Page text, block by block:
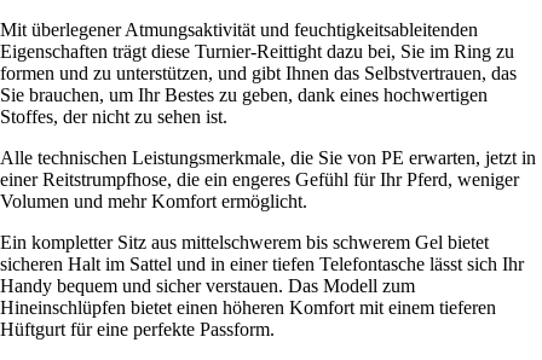
Mit überlegener Atmungsaktivität und feuchtigkeitsableitenden
Eigenschaften trägt diese Turnier-Reittight dazu bei, Sie im Ring zu
formen und zu unterstützen, und gibt Ihnen das Selbstvertrauen, das
Sie brauchen, um Ihr Bestes zu geben, dank eines hochwertigen
Stoffes, der nicht zu sehen ist.
Alle technischen Leistungsmerkmale, die Sie von PE erwarten, jetzt in
einer Reitstrumpfhose, die ein engeres Gefühl für Ihr Pferd, weniger
Volumen und mehr Komfort ermöglicht.
Ein kompletter Sitz aus mittelschwerem bis schwerem Gel bietet
sicheren Halt im Sattel und in einer tiefen Telefontasche lässt sich Ihr
Handy bequem und sicher verstauen. Das Modell zum
Hineinschlüpfen bietet einen höheren Komfort mit einem tieferen
Hüftgurt für eine perfekte Passform.